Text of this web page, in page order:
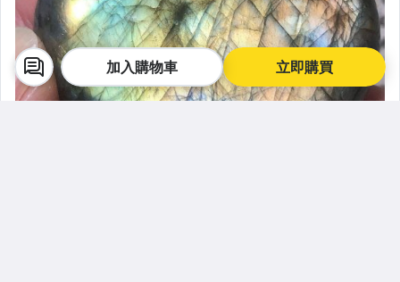
立即購買
加入購物車